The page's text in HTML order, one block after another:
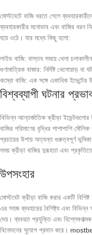
মোস্টবেটে বাজি ধরতে গেলে
ব্যবহারকারীর মনোভাব এবং বাজির ধরন
হয়ে ওঠে। যার মধ্যে কিছু হলো:
লাইভ বাজি: বাস্তব সময়ে খেলা
গুণামাত্রিক বাজার: নির্দিষ্ট খেলোয়াড়
কম্বো বাজি: এক সঙ্গে একাধিক ইভেন্টের
বিশ্বব্যাপী ঘটনার
বিভিন্ন আন্তর্জাতিক ক্রীড়া
বাজির পরিমাণের বৃদ্ধির পাশাপাশি
প্রচারের উপায় অত্যন্ত গুরুত্বপূর্ণ
সময় ক্রীড়া বাজির দুরূহতা এবং
উপসংহার
মোস্টবেট ক্রীড়া বাজি করার একটি
এর সহজ ব্যবহারের বৈশিষ্ট্য এবং
দেয়। ব্যবহৃত প্রযুক্তি এবং বিশ্লেষণাত্মক
বিনোদনের সুযোগ প্রদান করে।